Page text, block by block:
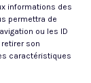
informations des
permettra de
ou les ID
son
caractéristiques